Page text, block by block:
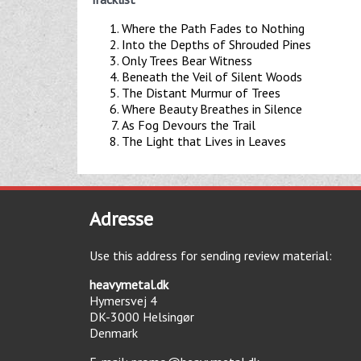
Where the Path Fades to Nothing
Into the Depths of Shrouded Pines
Only Trees Bear Witness
Beneath the Veil of Silent Woods
The Distant Murmur of Trees
Where Beauty Breathes in Silence
As Fog Devours the Trail
The Light that Lives in Leaves
Adresse
Use this address for sending review material:
heavymetal.dk
Hymersvej 4
DK-3000 Helsingør
Denmark